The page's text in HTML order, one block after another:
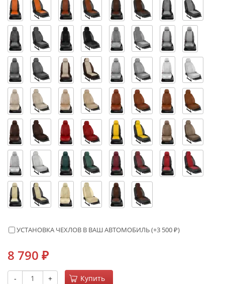
УСТАНОВКА ЧЕХЛОВ В ВАШ АВТОМОБИЛЬ (+3 500₽)
8 790 ₽
- + Купить